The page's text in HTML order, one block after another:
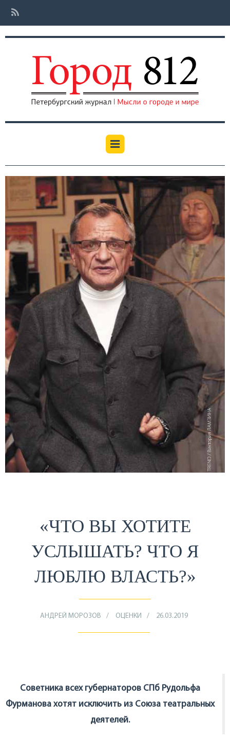
«ЧТО ВЫ ХОТИТЕ
УСЛЫШАТЬ? ЧТО Я
ЛЮБЛЮ ВЛАСТЬ?»
АНДРЕЙ МОРОЗОВ ОЦЕНКИ 26.03.2019
Советника всех губернаторов СПб Рудольфа
Фурманова хотят исключить из Союза театральных
деятелей.